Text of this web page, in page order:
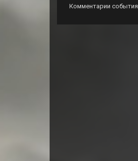
Комментарии события